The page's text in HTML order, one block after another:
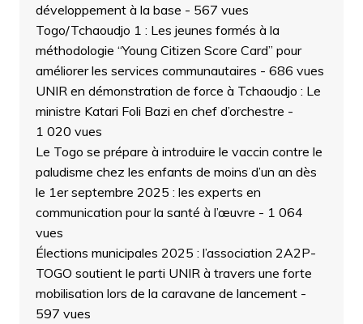
développement à la base - 567 vues
Togo/Tchaoudjo 1 : Les jeunes formés à la
méthodologie “Young Citizen Score Card” pour
améliorer les services communautaires - 686 vues
UNIR en démonstration de force à Tchaoudjo : Le
ministre Katari Foli Bazi en chef d’orchestre -
1 020 vues
Le Togo se prépare à introduire le vaccin contre le
paludisme chez les enfants de moins d’un an dès
le 1er septembre 2025 : les experts en
communication pour la santé à l’œuvre - 1 064
vues
Élections municipales 2025 : l’association 2A2P-
TOGO soutient le parti UNIR à travers une forte
mobilisation lors de la caravane de lancement-
597 vues